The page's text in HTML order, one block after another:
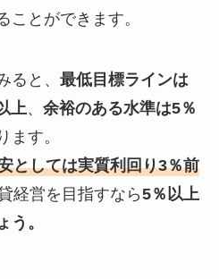
ことができます。
ると、 最低目標ラインは
上、 余裕のある水準は5％
ます。
としては実質利回り3％前
経営を目指すなら5％以上
う。